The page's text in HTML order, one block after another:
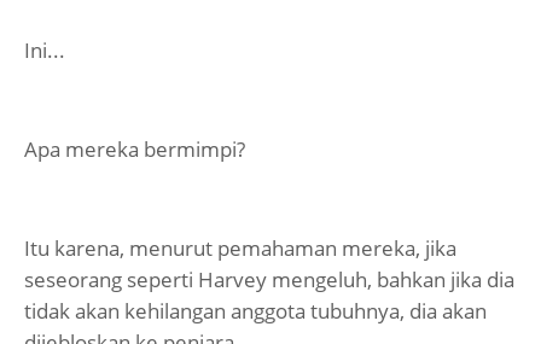
Ini...
Apa mereka bermimpi?
Itu karena, menurut pemahaman mereka, jika
seseorang seperti Harvey mengeluh, bahkan jika dia
tidak akan kehilangan anggota tubuhnya, dia akan